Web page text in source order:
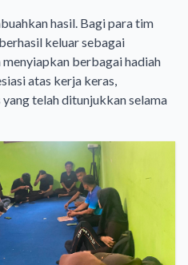
hasil. Bagi para tim
keluar sebagai
menyiapkan berbagai hadiah
atas kerja keras,
telah ditunjukkan selama